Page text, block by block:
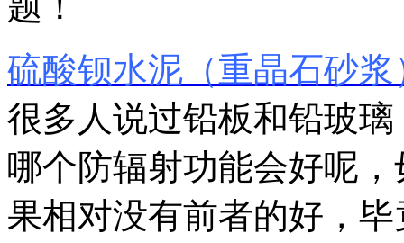
硫酸钡水泥（重晶石砂
很多人说过铅板和铅玻
哪个防辐射功能会好呢
果相对没有前者的好，